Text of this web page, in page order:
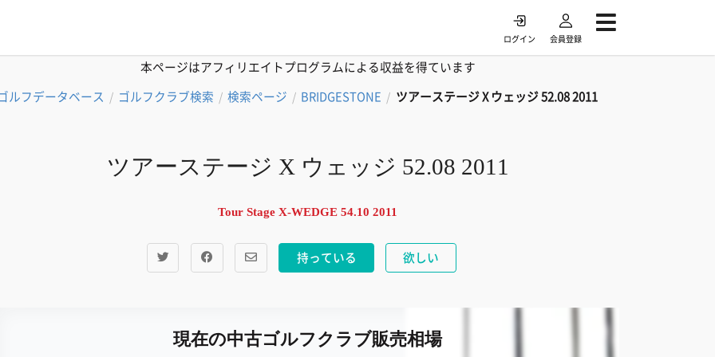
ログイン 会員登録
本ページはアフィリエイトプログラムによる収益を得ています
ルフデータベース / ゴルフクラブ検索 / 検索ページ / BRIDGESTONE / ツアーステージ X ウェッジ 52.08 2011
ツアーステージ X ウェッジ 52.08 2011
Tour Stage X-WEDGE 54.10 2011
持っている 欲しい
現在の中古ゴルフクラブ販売相場